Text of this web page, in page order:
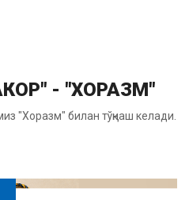
- "ХОРАЗМ"
"Хоразм" билан тўқнаш келади.